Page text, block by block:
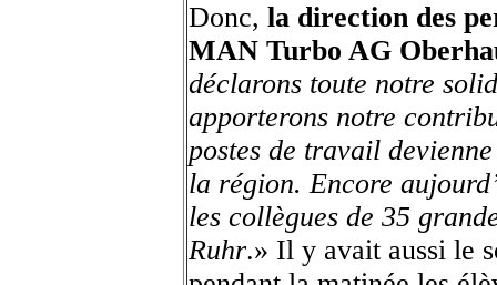
Donc, la direction des
MAN Turbo AG
déclarons toute notre
apporterons notre
postes de travail
la région. Encore
les collègues de 35
Ruhr.» Il y avait aussi le